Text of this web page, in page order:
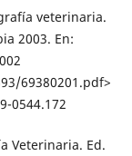
veterinaria.
2003. En:
69380201.pdf>
0544.172
Veterinaria. Ed.